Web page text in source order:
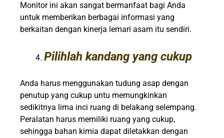
Monitor ini akan sangat bermanfaat bagi Anda
untuk memberikan berbagai informasi yang
berkaitan dengan kinerja lemari asam itu sendiri.
Pilihlah kandang yang cukup
Anda harus menggunakan tudung asap dengan
penutup yang cukup untu memungkinkan
sedikitnya lima inci ruang di belakang selempang.
Peralatan harus memiliki ruang yang cukup,
sehingga bahan kimia dapat diletakkan dengan